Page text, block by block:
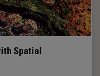
Spatial